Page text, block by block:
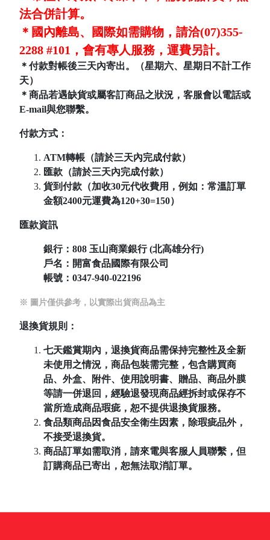
法合併計算。
＊國內離島、國際如需購物，請洽(07)355-
2288 #101，會有專人服務，運費另計。
＊付款對帳後三天內寄出。（星期六、星期日不計工作
天）
＊商品若遇缺貨或屬客訂商品之狀況，客服會以電話或
E-mail與您聯繫。
付款方式：
ATM轉帳（請於三天內完成付款）
匯款（請於三天內完成付款）
貨到付款（加收30元代收費用，例如：常溫訂單
金額2400元運費為120+30=150）
匯款資訊
銀行：808 玉山商業銀行 (北高雄分行)
戶名：開富食品國際有限公司
帳號： 0347-940-022196
※ 圖片僅供參考，以實際出貨商品為主
退換貨規則：
七天鑑賞期內，退換貨商品需保持完整性及全新
未使用之情況，商品包裝需完整，包含購買商
品、外盒、附件、使用說明書、贈品、商品外膜
等請一併退回，經驗退發現商品經拆封或保存不
當所造成商品瑕疵，恕不提供退換貨服務。
食品類商品因食品安全衛生因素，除瑕疵品外，
不接受退換貨。
商品訂單如需取消，請來電與客服人員聯繫，但
訂購商品已寄出，恕無法取消訂單。